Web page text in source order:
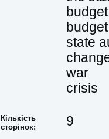
budget
state
war
crisis
Кількість
сторінок:
9